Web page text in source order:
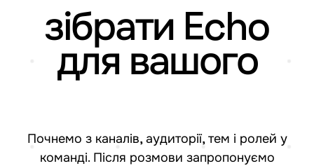
зібрати Echo
для вашого
Почнемо з каналів, аудиторії, тем і ролей у
команді. Після розмови запропонуємо